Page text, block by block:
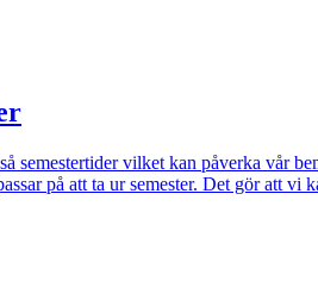
semestertider vilket kan påverka vår
på att ta ur semester. Det gör att vi